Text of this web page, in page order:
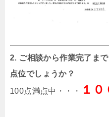
2. ご相談から作業完了ま
点位でしょうか？
100点満点中・・・ １０